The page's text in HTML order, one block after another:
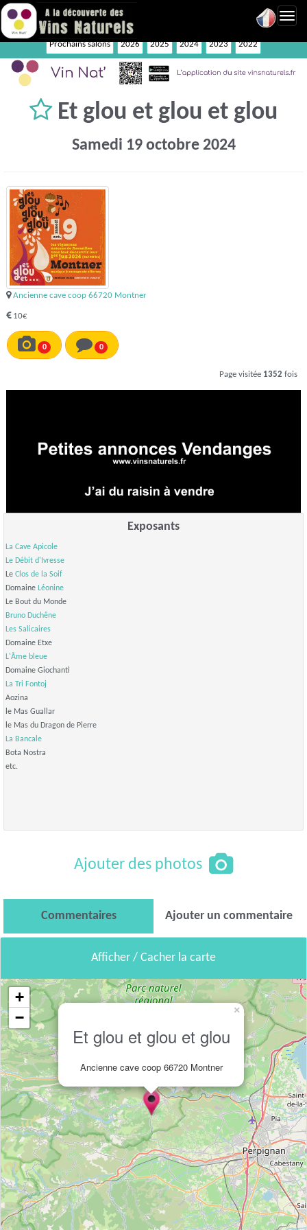
Prochains salons 2026 2025 2024 2023 2022
Et glou et glou et glou
Samedi 19 octobre 2024
Ancienne cave coop 66720 Montner
10€
0 0
Page visitée 1352 fois
Exposants
La Cave Apicole
Le Débit d'Ivresse
Le Clos de la Soif
Domaine Léonine
Le Bout du Monde
Bruno Duchêne
Les Salicaires
Domaine Etxe
L'Âme bleue
Domaine Giochanti
La Tri Fontoj
Aozina
le Mas Guallar
le Mas du Dragon de Pierre
La Bancale
Bota Nostra
etc.
Ajouter des photos
Commentaires Ajouter un commentaire
Afficher / Cacher la carte
Et glou et glou et glou
Ancienne cave coop 66720 Montner
×
+
−